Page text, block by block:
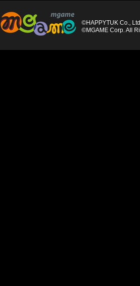
©HAPPYTUK Co.,
©MGAME Corp. All